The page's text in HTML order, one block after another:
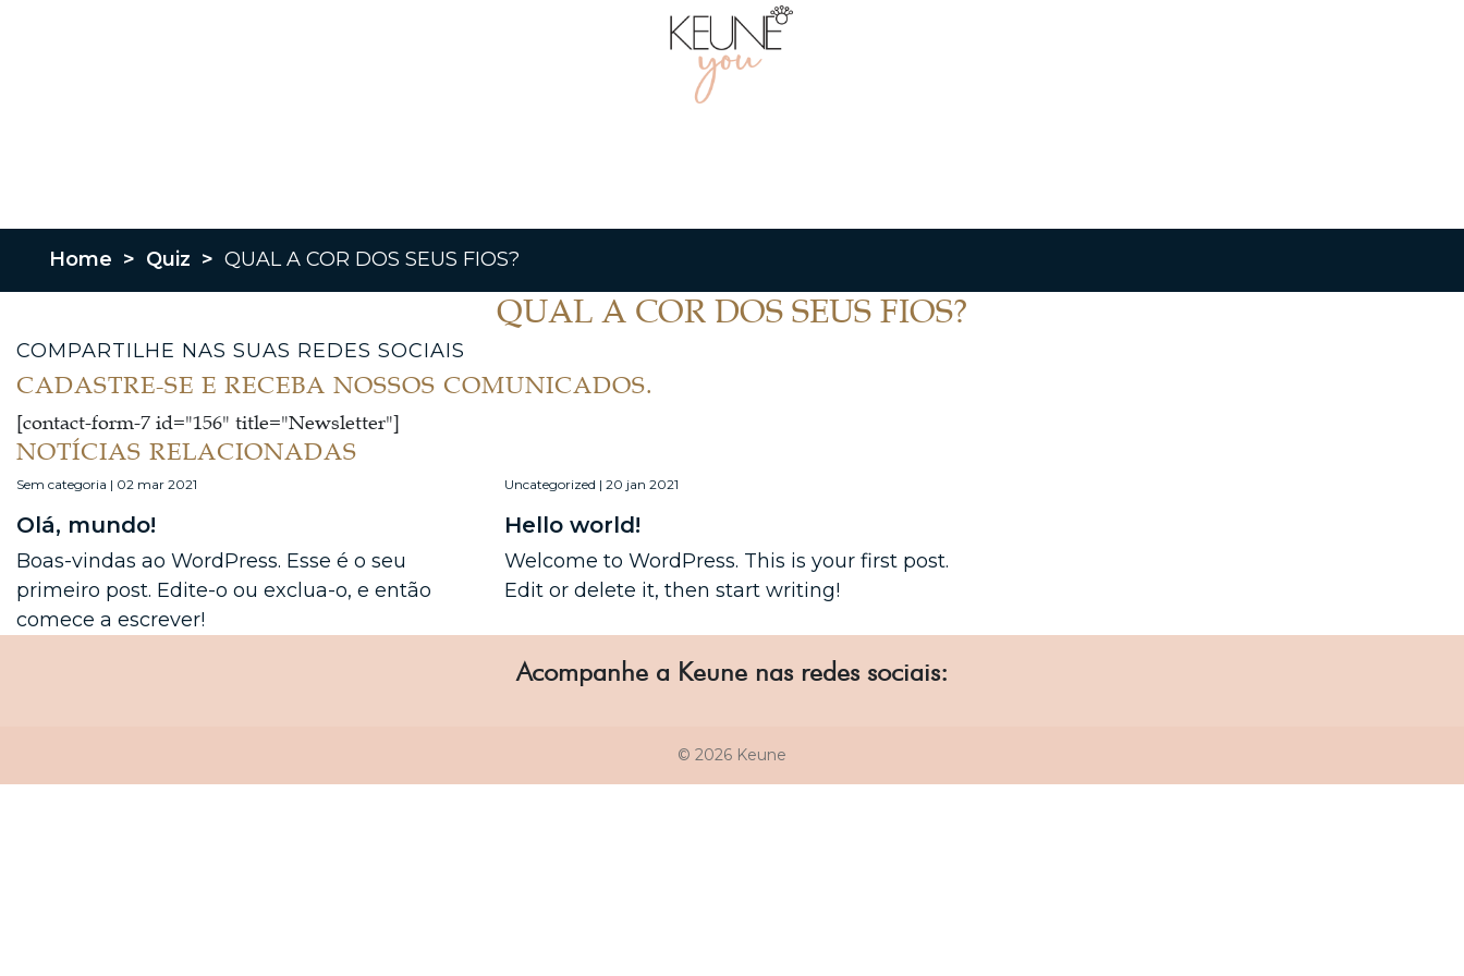
Home > Quiz > QUAL A COR DOS SEUS FIOS?
QUAL A COR DOS SEUS FIOS?
COMPARTILHE NAS SUAS REDES SOCIAIS
CADASTRE-SE E RECEBA NOSSOS COMUNICADOS.
[contact-form-7 id="156" title="Newsletter"]
NOTÍCIAS RELACIONADAS
Sem categoria | 02 mar 2021
Olá, mundo!
Boas-vindas ao WordPress. Esse é o seu
primeiro post. Edite-o ou exclua-o, e então
comece a escrever!
Uncategorized | 20 jan 2021
Hello world!
Welcome to WordPress. This is your first post.
Edit or delete it, then start writing!
Acompanhe a Keune nas redes sociais:
© 2026 Keune